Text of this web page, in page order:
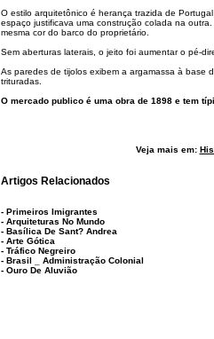
O estilo arquitetônico é herança trazida de
espaço justificava uma construção colada na
mesma cor do barco do proprietário.
Sem aberturas laterais, o jeito foi aumentar o pé-
As paredes de tijolos exibem a argamassa à base
trituradas.
O mercado publico é uma obra de 1898 e tem
Veja mais em:
Artigos Relacionados
- Primeiros Imigrantes
- Arquiteturas No Mundo
- Basílica De Sant? Andrea
- Arte Gótica
- Tráfico Negreiro
- Brasil _ Administração Colonial
- Ouro De Aluvião